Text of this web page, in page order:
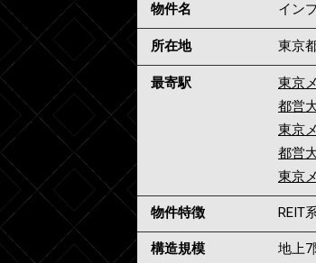
物件名 イン
所在地 東京
最寄駅 東京
都営
東京
都営
東京
物件特徴 REIT
構造規模 地上7